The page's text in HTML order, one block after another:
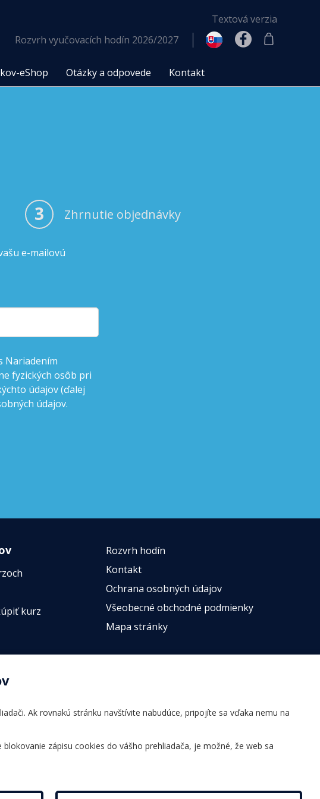
Textová verzia
Rozvrh vyučovacích hodín 2026/2027
eShop Otázky a odpovede Kontakt
3 Zhrnutie objednávky
e-mailovú
Nariadením
fyzických osôb pri
údajov (ďalej
údajov.
kurz
Rozvrh hodín
Kontakt
Ochrana osobných údajov
Všeobecné obchodné podmienky
Mapa stránky
Ak rovnakú stránku navštívite nabudúce, pripojíte sa vďaka nemu na
zápisu cookies do vášho prehliadača, je možné, že web sa